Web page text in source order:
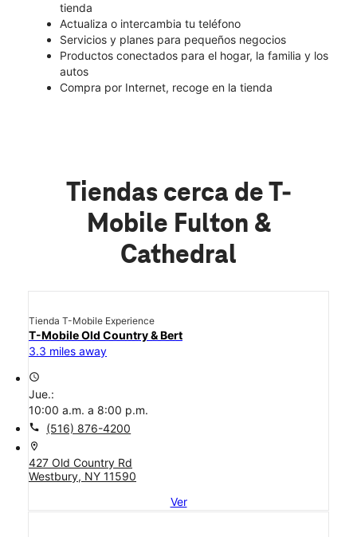
tienda
Actualiza o intercambia tu teléfono
Servicios y planes para pequeños negocios
Productos conectados para el hogar, la familia y los
autos
Compra por Internet, recoge en la tienda
Tiendas cerca de T-
Mobile Fulton &
Cathedral
Tienda T-Mobile Experience
T-Mobile Old Country & Bert
3.3 miles away
access_time
Jue.:
10:00 a.m. a 8:00 p.m.
call (516) 876-4200
location_on
427 Old Country Rd
Westbury, NY 11590
Ver